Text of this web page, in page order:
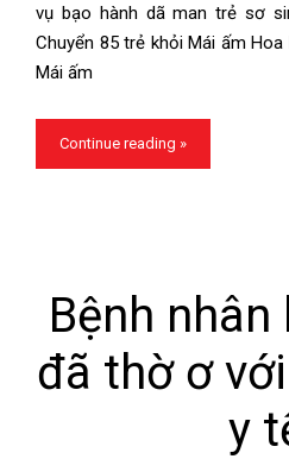
vụ bạo hành dã man trẻ sơ
Chuyển 85 trẻ khỏi Mái ấm
Mái ấm
Continue reading »
Bệnh nhân
đã thờ ơ
y